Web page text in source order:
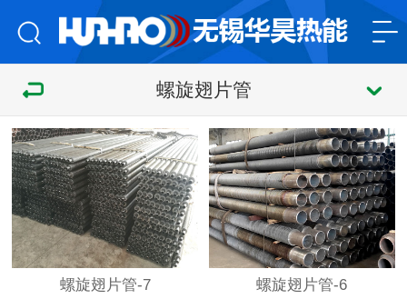
螺旋翅片管
螺旋翅片管-7 螺旋翅片管-6